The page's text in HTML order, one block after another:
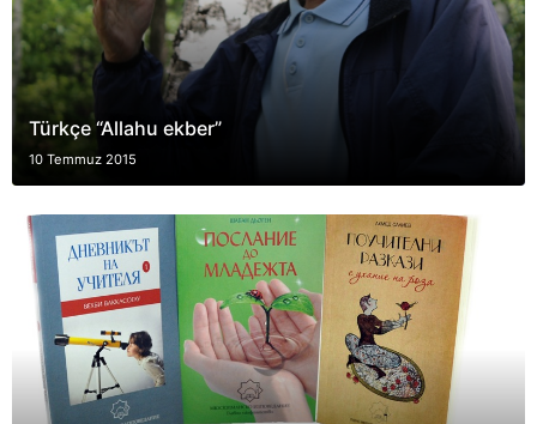
Türkçe “Allahu ekber”
10 Temmuz 2015